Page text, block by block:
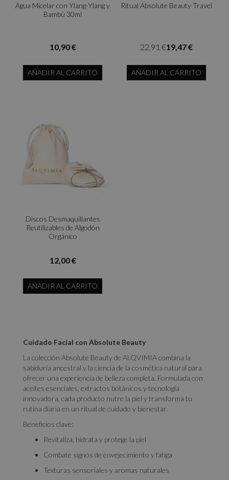
Agua Micelar con Ylang-Ylang y
Bambú 30ml
10,90 €
AÑADIR AL CARRITO
Ritual Absolute Beauty Travel
19,47 €
22,91 €
AÑADIR AL CARRITO
Discos Desmaquillantes
Reutilizables de Algodón
Orgánico
12,00 €
AÑADIR AL CARRITO
Cuidado Facial con Absolute Beauty
La colección Absolute Beauty de ALQVIMIA combina la
sabiduría ancestral y la ciencia de la cosmética natural para
ofrecer una experiencia de belleza completa. Formulada con
aceites esenciales, extractos botánicos y tecnología
innovadora, cada producto nutre la piel y transforma tu
rutina diaria en un ritual de cuidado y bienestar.
Beneficios clave:
Revitaliza, hidrata y protege la piel
Combate signos de envejecimiento y fatiga
Texturas sensoriales y aromas naturales